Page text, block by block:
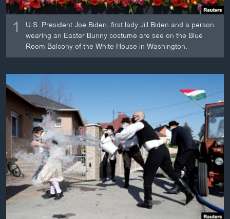
ສຽງ
ລາຍການກະຈາຍສຽງ
ລາຍງານ
ຕິດຕາມພວກເຮົາ ທີ່
ພາສາຕ່າງໆ
1
U.S. President Joe Biden, first lady Jill Biden and a person
wearing an Easter Bunny costume are see on the Blue
Room Balcony of the White House in Washington.